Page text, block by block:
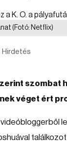
(Fotó: Netflix)
Hirdetés
szombat
véget ért